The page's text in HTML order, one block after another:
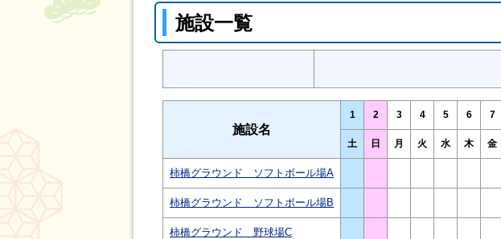
施設一覧
施設名
1 2 3 4 5 6 7
土 日 月 火 水 木 金
柿橋グラウンド ソフトボール場A
柿橋グラウンド ソフトボール場B
柿橋グラウンド 野球場C